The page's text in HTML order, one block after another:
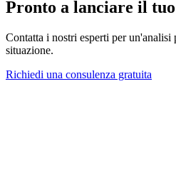
Pronto a lanciare il
Contatta i nostri esperti per un'analisi
situazione.
Richiedi una consulenza gratuita